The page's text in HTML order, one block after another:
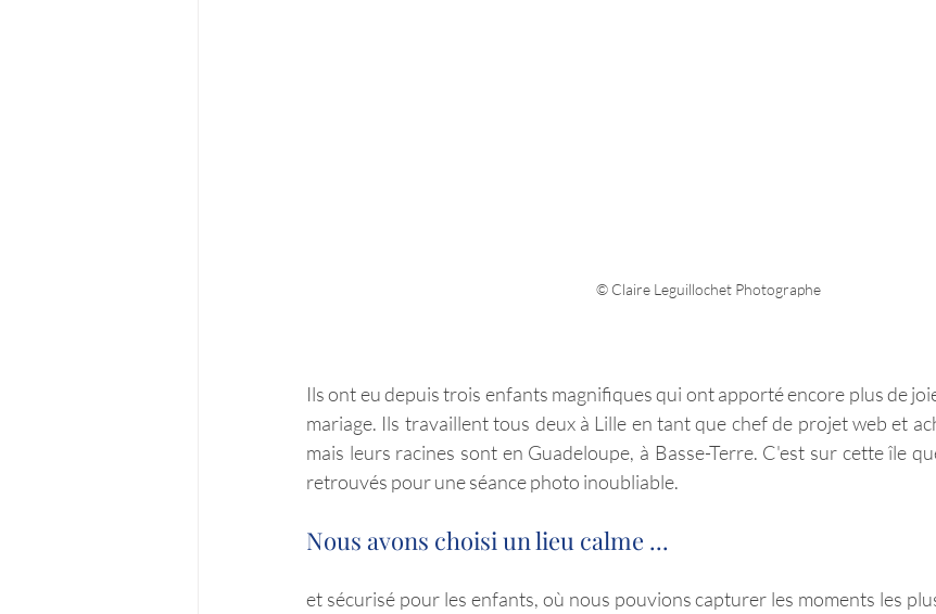
© Claire Leguillochet Photographe
Ils ont eu depuis trois enfants magnifiques qui ont apporté encore plus de
mariage. Ils travaillent tous deux à Lille en tant que chef de projet web et
mais leurs racines sont en Guadeloupe, à Basse-Terre. C'est sur cette île
retrouvés pour une séance photo inoubliable.
Nous avons choisi un lieu calme ...
et sécurisé pour les enfants, où nous pouvions capturer les moments les